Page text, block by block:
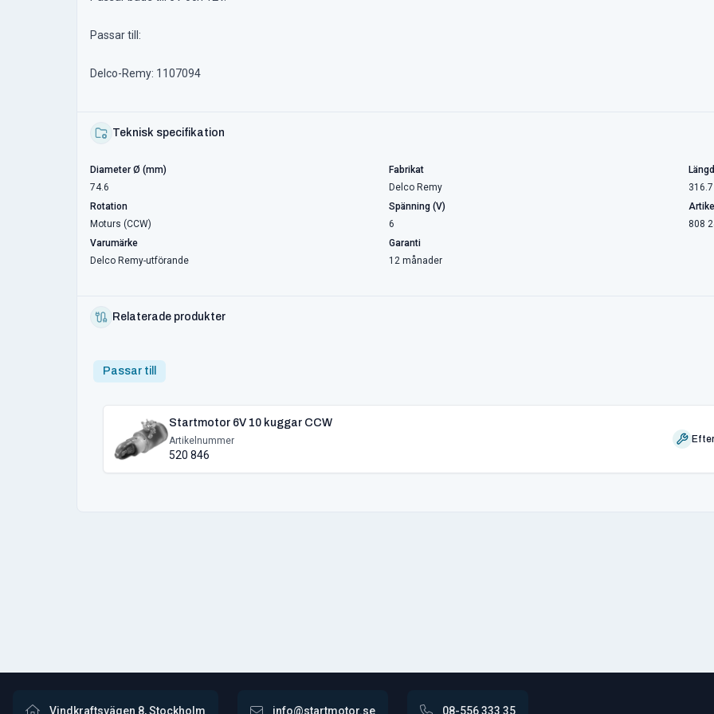
Passar till:
Delco-Remy: 1107094
Teknisk specifikation
Diameter Ø (mm)
74.6
Fabrikat
Delco Remy
316.7
Rotation
Moturs (CCW)
Spänning (V)
6
808
Varumärke
Delco Remy-utförande
Garanti
12 månader
Relaterade produkter
Passar till
Startmotor 6V 10 kuggar CCW
Artikelnummer
520 846
Vindkraftsvägen 8, Stockholm info@startmotor.se 08-556 333 35